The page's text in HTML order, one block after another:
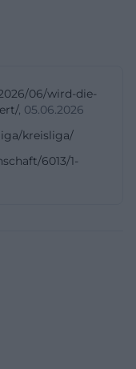
06/wird-die-
, 05.06.2026
kreisliga/
6013/1-